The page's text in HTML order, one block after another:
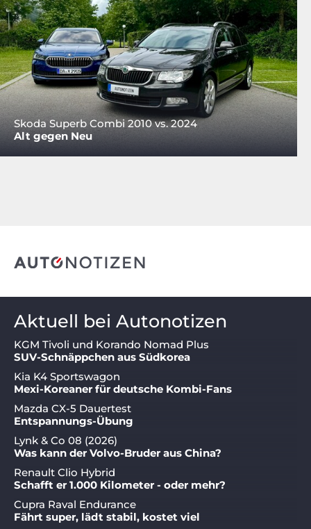
Skoda Superb Combi 2010 vs. 2024
Alt gegen Neu
Aktuell bei Autonotizen
KGM Tivoli und Korando Nomad Plus
SUV-Schnäppchen aus Südkorea
Kia K4 Sportswagon
Mexi-Koreaner für deutsche Kombi-Fans
Mazda CX-5 Dauertest
Entspannungs-Übung
Lynk & Co 08 (2026)
Was kann der Volvo-Bruder aus China?
Renault Clio Hybrid
Schafft er 1.000 Kilometer - oder mehr?
Cupra Raval Endurance
Fährt super, lädt stabil, kostet viel